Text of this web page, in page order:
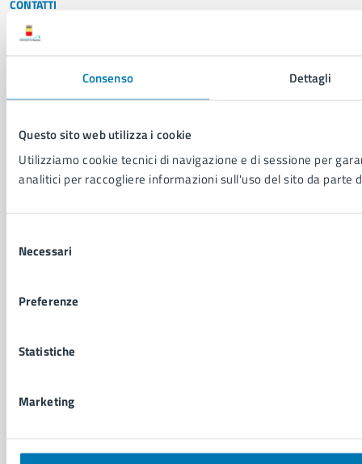
Consenso Dettagli
Questo sito web utilizza i cookie
Utilizziamo cookie tecnici di navigazione e di sessione per
analitici per raccogliere informazioni sull'uso del sito da parte
delNecessari
Preferenze
Statistiche
Marketing
CONTATTI
Comune di Napoli
Palazzo San Giacomo, Piazza Municipio - 80133
P. IVA: 01207650639
CF: 80014890638
LEI: 8156007FF4DEB97ABA09
Servizio Protocollo, URP e Albo Pretorio
PEC:urp@pec.comune.napoli.it
Prenotazione appuntamento
Richiesta assistenza
Amministrazione trasparente
Cookie Policy
Notifica atti giudiziari
Segnalazione problemi di accessibilità